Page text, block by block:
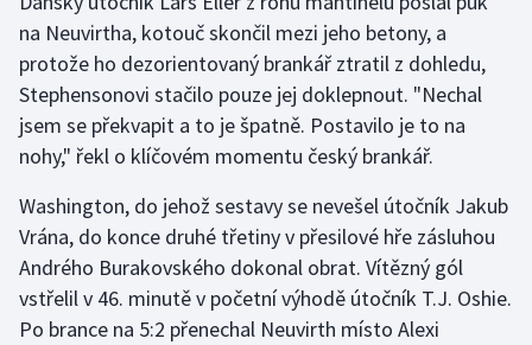
Plavání
Ragby
Rychlobruslení
Rychlostní kanoistika
Short track
na Neuvirtha, kotouč skončil mezi jeho betony, a
protože ho dezorientovaný brankář ztratil z dohledu,
Stephensonovi stačilo pouze jej doklepnout. "Nechal
jsem se překvapit a to je špatně. Postavilo je to na
nohy," řekl o klíčovém momentu český brankář.
Washington, do jehož sestavy se nevešel útočník Jakub
Vrána, do konce druhé třetiny v přesilové hře zásluhou
Andrého Burakovského dokonal obrat. Vítězný gól
vstřelil v 46. minutě v početní výhodě útočník T.J. Oshie.
Po brance na 5:2 přenechal Neuvirth místo Alexi